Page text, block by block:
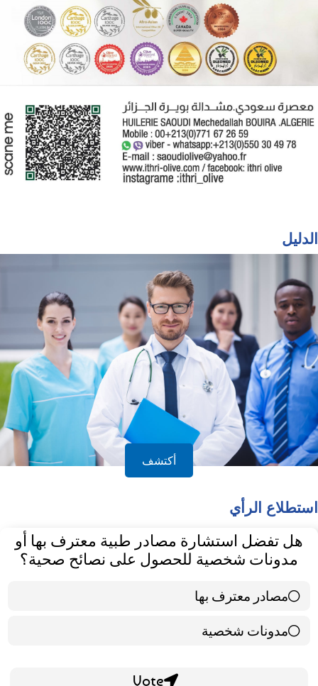
الدليل
أكتشف
استطلاع الرأي
هل تفضل استشارة مصادر طبية معترف بها أو
مدونات شخصية للحصول على نصائح صحية؟
مصادر معترف بها
39 ( 65 % )
مدونات شخصية
21 ( 35 % )